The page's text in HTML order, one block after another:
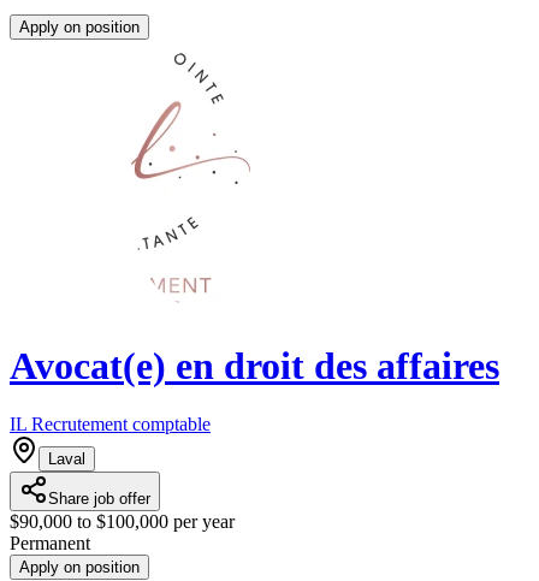
Apply on position
Avocat(e) en droit des affaires
IL Recrutement comptable
Laval
Share job offer
$90,000 to $100,000 per year
Permanent
Apply on position